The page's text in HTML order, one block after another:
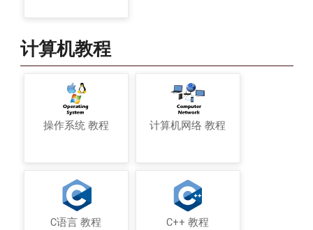
计算机教程
操作系统 教程 计算机网络 教程
C语言 教程 C++ 教程